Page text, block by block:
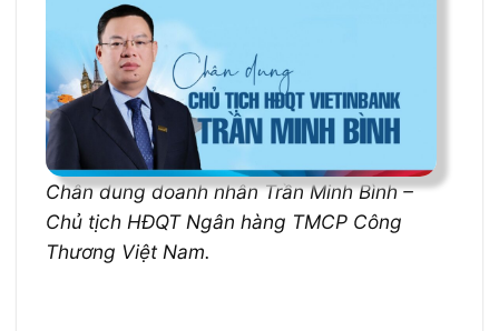
Chân dung doanh nhân Trần Minh Bình –
Chủ tịch HĐQT Ngân hàng TMCP Công
Thương Việt Nam.